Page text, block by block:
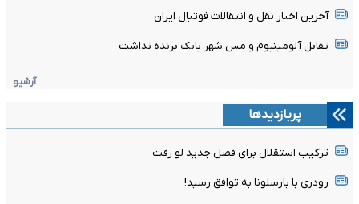
آخرین اخبار نقل و انتقالات فوتبال ایران
تقابل آلومینیوم و مس شهر بابک برنده نداشت
آرشیو
پربازدیدها
ترکیب استقلال برای فصل جدید لو رفت
رودری با بارسلونا به توافق رسید!